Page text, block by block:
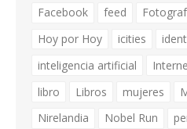
Facebook
feed
Hoy por Hoy
icities
inteligencia artificial
libro
Libros mujeres
Nirelandia
Nobel Run